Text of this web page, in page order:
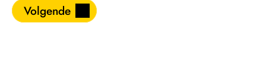
Volgende